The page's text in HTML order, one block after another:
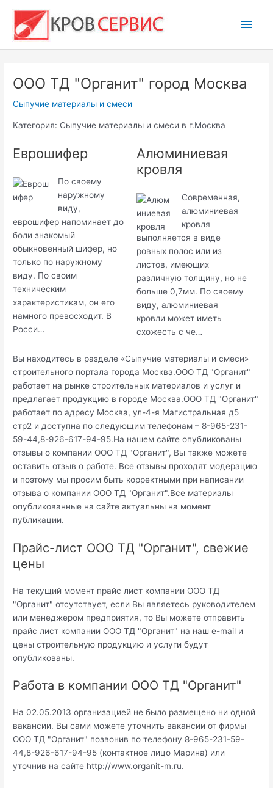
содержимому
ООО ТД "Органит" город Москва
Сыпучие материалы и смеси
Категория: Сыпучие материалы и смеси в г.Москва
Еврошифер
По своему
наружному
виду,
еврошифер напоминает до
боли знакомый
обыкновенный шифер, но
только по наружному
виду. По своим
техническим
характеристикам, он его
намного превосходит. В
Росси…
Алюминиевая
кровля
Современная,
алюминиевая
кровля
выполняется в виде
ровных полос или из
листов, имеющих
различную толщину, но не
больше 0,7мм. По своему
виду, алюминиевая
кровли может иметь
схожесть с че…
Вы находитесь в разделе «Сыпучие материалы и смеси»
строительного портала города Москва.ООО ТД "Органит"
работает на рынке строительных материалов и услуг и
предлагает продукцию в городе Москва.ООО ТД "Органит"
работает по адресу Москва, ул-4-я Магистральная д5
стр2 и доступна по следующим телефонам – 8-965-231-
59-44,8-926-617-94-95.На нашем сайте опубликованы
отзывы о компании ООО ТД "Органит", Вы также можете
оставить отзыв о работе. Все отзывы проходят модерацию
и поэтому мы просим быть корректными при написании
отзыва о компании ООО ТД "Органит".Все материалы
опубликованные на сайте актуальны на момент
публикации.
Прайс-лист ООО ТД "Органит", свежие
цены
На текущий момент прайс лист компании ООО ТД
"Органит" отсутствует, если Вы являетесь руководителем
или менеджером предприятия, то Вы можете отправить
прайс лист компании ООО ТД "Органит" на наш e-mail и
цены строительную продукцию и услуги будут
опубликованы.
Работа в компании ООО ТД "Органит"
На 02.05.2013 организацией не было размещено ни одной
вакансии. Вы сами можете уточнить вакансии от фирмы
ООО ТД "Органит" позвонив по телефону 8-965-231-59-
44,8-926-617-94-95 (контактное лицо Марина) или
уточнив на сайте http://www.organit-m.ru.